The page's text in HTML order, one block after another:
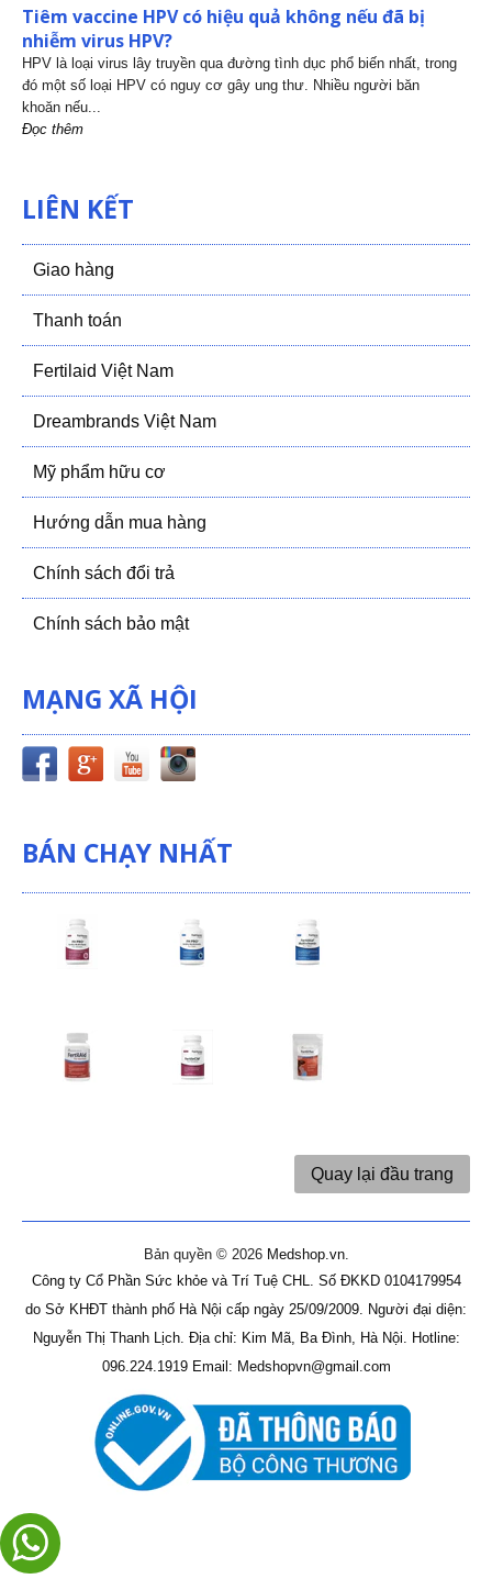
Tiêm vaccine HPV có hiệu quả không nếu đã bị
nhiễm virus HPV?
HPV là loại virus lây truyền qua đường tình dục phổ biến nhất, trong
đó một số loại HPV có nguy cơ gây ung thư. Nhiều người băn
khoăn nếu...
Đọc thêm
LIÊN KẾT
Giao hàng
Thanh toán
Fertilaid Việt Nam
Dreambrands Việt Nam
Mỹ phẩm hữu cơ
Hướng dẫn mua hàng
Chính sách đổi trả
Chính sách bảo mật
MẠNG XÃ HỘI
BÁN CHẠY NHẤT
Quay lại đầu trang
Bản quyền © 2026 Medshop.vn.
Công ty Cổ Phần Sức khỏe và Trí Tuệ CHL. Số ĐKKD 0104179954
do Sở KHĐT thành phố Hà Nội cấp ngày 25/09/2009. Người đại diện:
Nguyễn Thị Thanh Lịch. Địa chỉ: Kim Mã, Ba Đình, Hà Nội. Hotline:
096.224.1919 Email: Medshopvn@gmail.com